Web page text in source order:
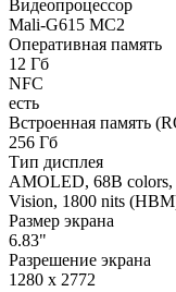
Видеопроцессор
Mali-G615 MC2
Оперативная память
12 Гб
NFC
есть
Встроенная память
256 Гб
Тип дисплея
AMOLED, 68B
Vision, 1800 nits
Размер экрана
6.83"
Разрешение экрана
1280 x 2772